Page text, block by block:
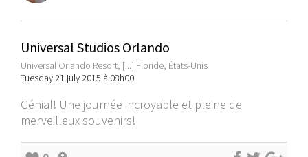
Universal Studios Orlando
Universal Orlando Resort, [...] Floride, États-Unis
Tuesday 21 july 2015 à 08h00
Génial! Une journée incroyable et pleine de
merveilleux souvenirs!